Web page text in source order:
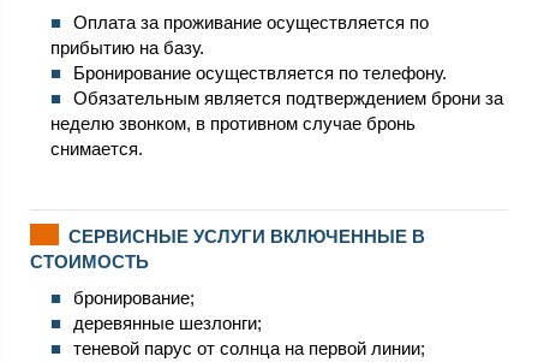
Оплата за проживание осуществляется по
прибытию на базу.
Бронирование осуществляется по телефону.
Обязательным является подтверждением брони за
неделю звонком, в противном случае бронь
снимается.
СЕРВИСНЫЕ УСЛУГИ ВКЛЮЧЕННЫЕ В
СТОИМОСТЬ
бронирование;
деревянные шезлонги;
теневой парус от солнца на первой линии;